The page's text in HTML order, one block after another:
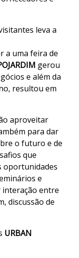
leva a
a uma feira de
gerou
e além da
resultou em
aproveitar
para dar
o futuro e de
que
oportunidades
e
interação entre
discussão de
URBAN